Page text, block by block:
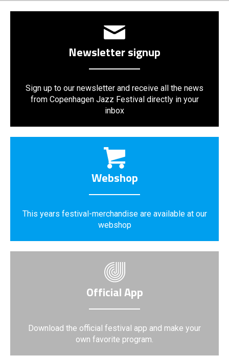
Newsletter signup
Sign up to our newsletter and receive all the news
from Copenhagen Jazz Festival directly in your
inbox
Webshop
This years festival-merchandise are available at our
webshop
Official App
Download the official festival app and make your
own favorite program.